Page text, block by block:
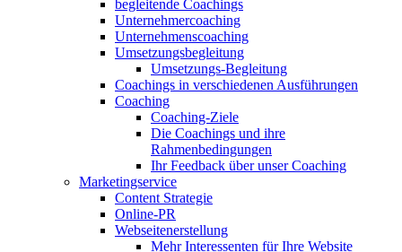
begleitende Coachings
Unternehmercoaching
Unternehmenscoaching
Umsetzungsbegleitung
Umsetzungs-Begleitung
Coachings in verschiedenen Ausführungen
Coaching
Coaching-Ziele
Die Coachings und ihre
Rahmenbedingungen
Ihr Feedback über unser Coaching
Marketingservice
Content Strategie
Online-PR
Webseitenerstellung
Mehr Interessenten für Ihre Website